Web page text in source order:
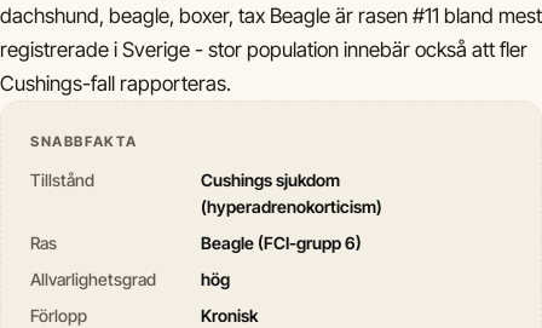
dachshund, beagle, boxer, tax Beagle är rasen #11 bland mest
registrerade i Sverige - stor population innebär också att fler
Cushings-fall rapporteras.
SNABBFAKTA
Tillstånd
Cushings sjukdom
(hyperadrenokorticism)
Ras
Beagle (FCI-grupp 6)
Allvarlighetsgrad
hög
Förlopp
Kronisk